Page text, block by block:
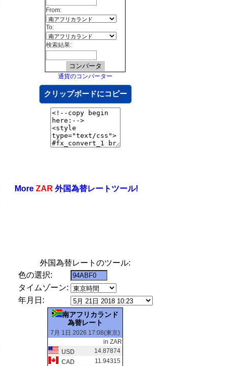
From:
To:
検索結果:
通貨のコンバーター
クリップボードにコピー
More ZAR 外国為替レートツール!
外国為替レートのツール:
色の選択:
タイムゾーン:
年月日:
南アフリカランド
為替レート
7月 1日 2026 17:08(東京)
in ZAR
USD
14.87874
CAD
11.94315